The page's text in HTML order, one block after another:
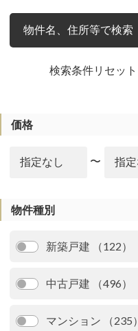
検索条件リセット
価格
〜
物件種別
新築戸建 （122）
中古戸建 （496）
マンション （235）